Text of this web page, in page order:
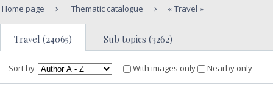
Home page Thematic catalogue Travel
Travel (24065) Sub topics (3262)
Sort by With images only Nearby only